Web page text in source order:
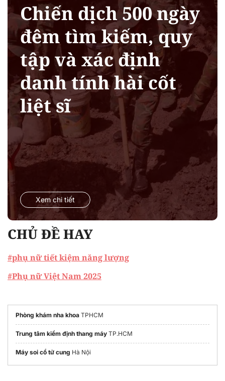
Chiến dịch 500 ngày
đêm tìm kiếm, quy
tập và xác định
danh tính hài cốt
liệt sĩ
Xem chi tiết
CHỦ ĐỀ HAY
#phụ nữ tiết kiệm năng lượng
#Phụ nữ Việt Nam 2025
Phòng khám nha khoa TPHCM
Trung tâm kiểm định thang máy TP.HCM
Máy soi cổ tử cung Hà Nội